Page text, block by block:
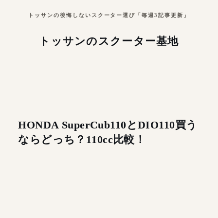
トッサンの後悔しないスクーター選び「毎週3記事更新」
トッサンのスクーター基地
HONDA SuperCub110とDIO110買う
ならどっち？110cc比較！